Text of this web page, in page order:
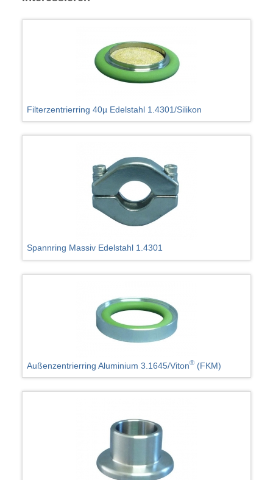
Filterzentrierring 40µ Edelstahl 1.4301/Silikon
Spannring Massiv Edelstahl 1.4301
Außenzentrierring Aluminium 3.1645/Viton® (FKM)